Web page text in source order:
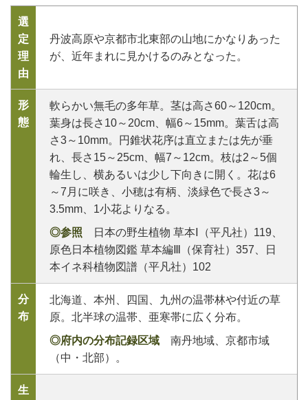
選
定
理
由
丹波高原や京都市北東部の山地にかなりあった
が、近年まれに見かけるのみとなった。
形
態
軟らかい無毛の多年草。茎は高さ60～120cm。
葉身は長さ10～20cm、幅6～15mm。葉舌は高
さ3～10mm。円錐状花序は直立または先が垂
れ、長さ15～25cm、幅7～12cm。枝は2～5個
輪生し、横あるいは少し下向きに開く。花は6
～7月に咲き、小穂は有柄、淡緑色で長さ3～
3.5mm、1小花よりなる。
◎参照 日本の野生植物 草本Ⅰ（平凡社）119、
原色日本植物図鑑 草本編Ⅲ（保育社）357、日
本イネ科植物図譜（平凡社）102
分
布
北海道、本州、四国、九州の温帯林や付近の草
原。北半球の温帯、亜寒帯に広く分布。
◎府内の分布記録区域 南丹地域、京都市域
（中・北部）。
生